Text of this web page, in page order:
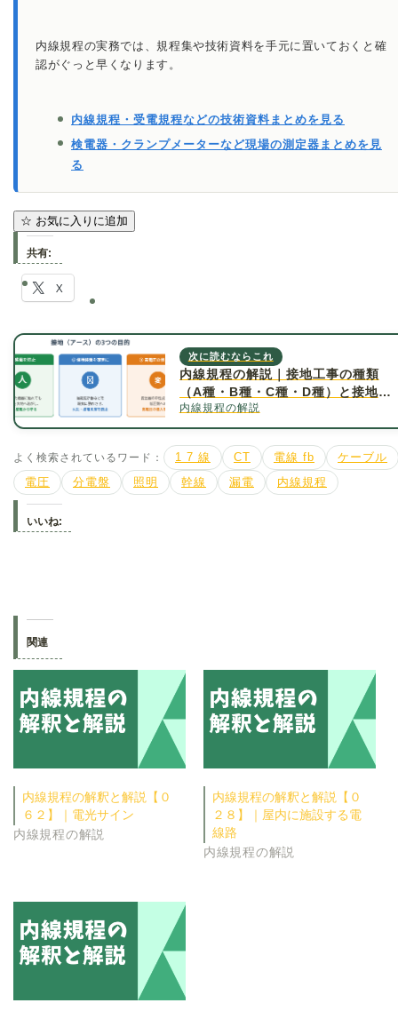
内線規程の実務では、規程集や技術資料を手元に置いておくと確
認がぐっと早くなります。
内線規程・受電規程などの技術資料まとめを見る
検電器・クランプメーターなど現場の測定器まとめを見
る
☆ お気に入りに追加
共有:
X
次に読むならこれ
内線規程の解説｜接地工事の種類
（A種・B種・C種・D種）と接地抵
抗値について詳しく解説
内線規程の解説
よく検索されているワード： 1 7 線 CT 電線 fb
ケーブル
電圧
分電盤 照明 幹線 漏電 内線規程
いいね:
関連
内線規程の解釈と解説【０
６２】｜電光サイン
内線規程の解説
内線規程の解釈と解説【０
２８】｜屋内に施設する電
線路
内線規程の解説